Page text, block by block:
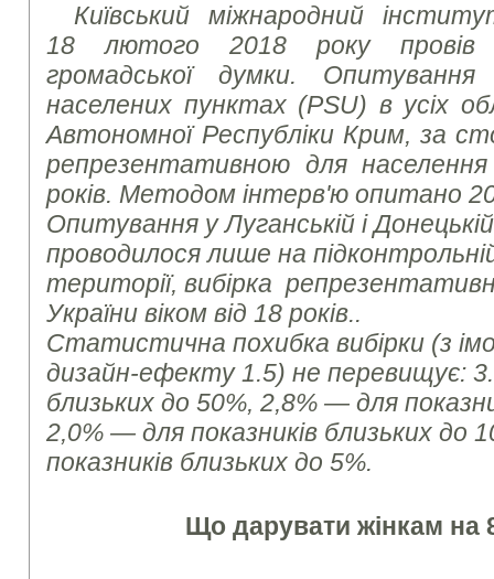
Київський міжнародний
18 лютого 2018 року провів
громадської думки.
населених пунктах (PSU) в усіх
Автономної Республіки Крим, за
репрезентативною для населення
років. Методом інтерв'ю опитано
Опитування у Луганській і
проводилося лише на
території,вибірка
України віком від 18 років..
Статистична похибка вибірки (з
дизайн-ефекту 1.5) не перевищує:
близьких до 50%, 2,8% — для
2,0% — для показників близьких до
показників близьких до 5%.
Що дарувати жінкам на